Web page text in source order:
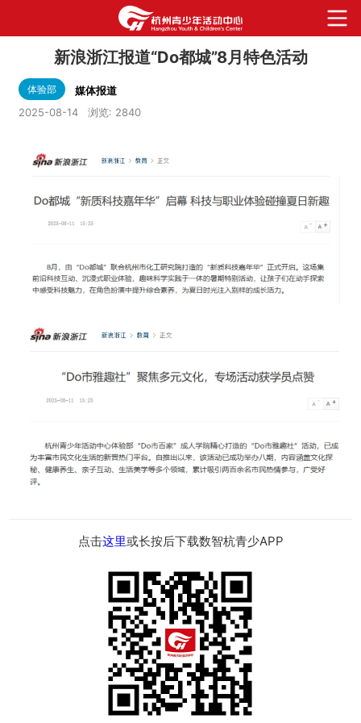
新浪浙江报道“Do都城”8月特色活动
体验部
媒体报道
2025-08-14
浏览: 2840
点击这里或长按后下载数智杭青少APP